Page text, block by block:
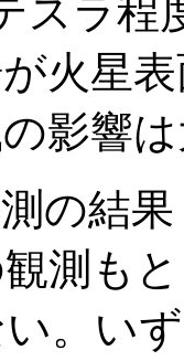
スラ程
火星
影響
の結
測も
。い